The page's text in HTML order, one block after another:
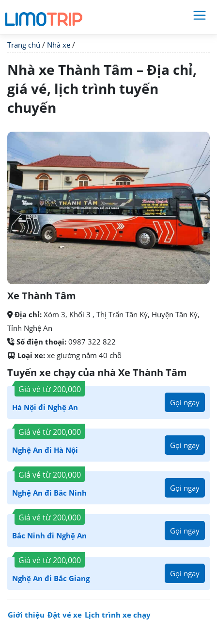
Trang chủ / Nhà xe /
Nhà xe Thành Tâm – Địa chỉ,
giá vé, lịch trình tuyến
chuyến
Xe Thành Tâm
Địa chỉ: Xóm 3, Khối 3 , Thị Trấn Tân Kỳ, Huyện Tân Kỳ,
Tỉnh Nghệ An
Số điện thoại: 0987 322 822
Loại xe: xe giường nằm 40 chỗ
Tuyến xe chạy của nhà Xe Thành Tâm
Giá vé từ200,000
Hà Nội đi Nghệ An Gọi ngay
Giá vé từ200,000
Nghệ An đi Hà Nội Gọi ngay
Giá vé từ200,000
Nghệ An đi Bắc Ninh Gọi ngay
Giá vé từ200,000
Bắc Ninh đi Nghệ An Gọi ngay
Giá vé từ200,000
Nghệ An đi Bắc Giang Gọi ngay
Giới thiệu Đặt vé xe Lịch trình xe chạy